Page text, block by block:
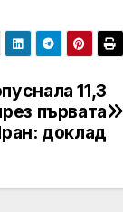
11,3
първата
доклад